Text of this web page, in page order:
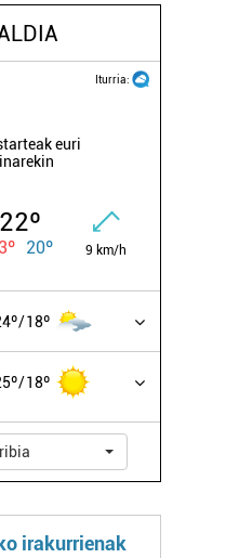
Iturria:
euri
22º
20º 9 km/h
18º
18º
irakurrienak